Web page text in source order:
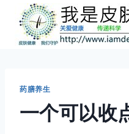
药膳养生
一个可以收